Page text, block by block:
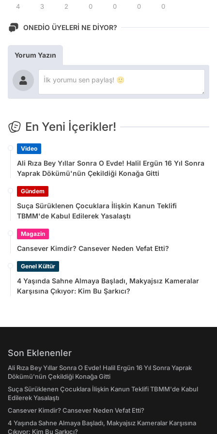
4 3 2 0 0 0 0
ONEDİO ÜYELERİ NE DİYOR?
Yorum Yazın
En Yeni İçerikler!
Video
Ali Rıza Bey Yıllar Sonra O Evde! Halil Ergün 16 Yıl Sonra
Yaprak Dökümü'nün Çekildiği Konağa Gitti
Gündem
Suça Sürüklenen Çocuklara İlişkin Kanun Teklifi
TBMM'de Kabul Edilerek Yasalaştı
Magazin
Cansever Kimdir? Cansever Neden Vefat Etti?
Genel Kültür
4 Yaşında Sahne Almaya Başladı, Makyajsız Kameralar
Karşısına Çıkıyor: Kim Bu Şarkıcı?
Son Eklenenler
Ali Rıza Bey Yıllar Sonra O Evde! Halil Ergün 16 Yıl Sonra Yaprak
Dökümü'nün Çekildiği Konağa Gitti
Suça Sürüklenen Çocuklara İlişkin Kanun Teklifi TBMM'de Kabul
Edilerek Yasalaştı
Cansever Kimdir? Cansever Neden Vefat Etti?
4 Yaşında Sahne Almaya Başladı, Makyajsız Kameralar Karşısına
Çıkıyor: Kim Bu Şarkıcı?